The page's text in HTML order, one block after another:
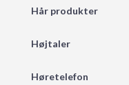
Hår produkter
Højtaler
Høretelefon